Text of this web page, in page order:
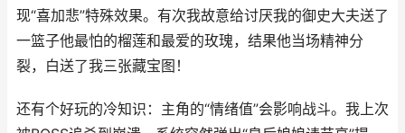
现“喜加悲”特殊效果。有次我故意给讨厌我的御史大夫送了
一篮子他最怕的榴莲和最爱的玫瑰，结果他当场精神分
裂，白送了我三张藏宝图！
还有个好玩的冷知识：主角的“情绪值”会影响战斗。我上次